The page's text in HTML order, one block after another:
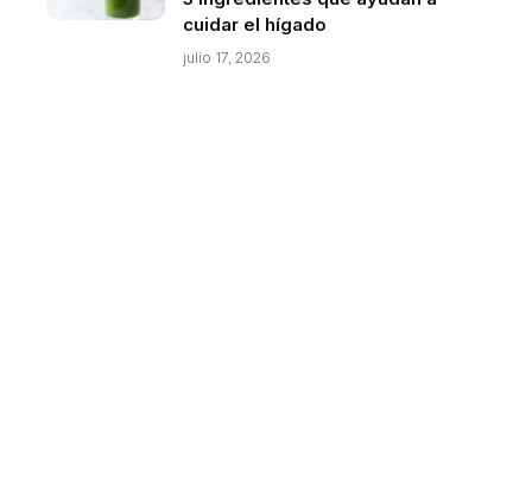
cuidar el hígado
julio 17, 2026